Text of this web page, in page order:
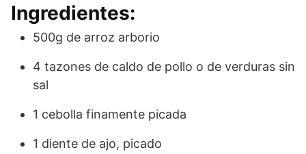
Ingredientes:
500g de arroz arborio
4 tazones de caldo de pollo o de verduras sin
sal
1 cebolla finamente picada
1 diente de ajo, picado